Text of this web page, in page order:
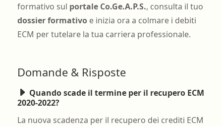
formativo sul portale Co.Ge.A.P.S., consulta il tuo
dossier formativoe inizia ora a colmare i debiti
ECM per tutelare la tua carriera professionale.
Domande & Risposte
Quando scade il termine per il recupero ECM
2020-2022?
La nuova scadenza per il recupero dei crediti ECM